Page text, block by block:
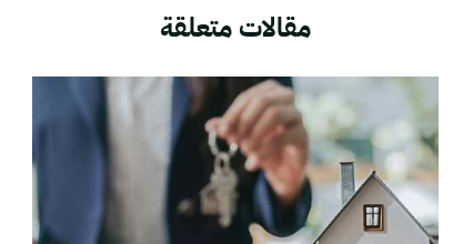
مقالات متعلقة